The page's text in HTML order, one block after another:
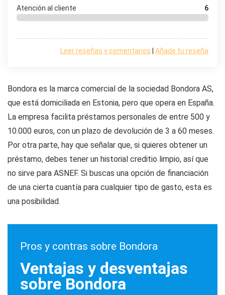
Atención al cliente 6
Añade tu reseña
Leer reseñas y comentarios
Bondora es la marca comercial de la sociedad Bondora AS,
que está domiciliada en Estonia, pero que opera en España.
La empresa facilita préstamos personales de entre 500 y
10.000 euros, con un plazo de devolución de 3 a 60 meses.
Por otra parte, hay que señalar que, si quieres obtener un
préstamo, debes tener un historial creditio limpio, así que
no sirve para ASNEF. Si buscas una opción de financiación
de una cierta cuantía para cualquier tipo de gasto, esta es
una posibilidad.
Pros y contras sobre Bondora
Ventajas y desventajas
sobre Bondora